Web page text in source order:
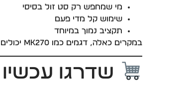
מי שמחפש רק סט זול בסיסי
שימוש קל מדי פעם
תקציב נמוך במיוחד
במקרים כאלה, דגמים כמו MK270 יכולים להספיק.
שדרגו